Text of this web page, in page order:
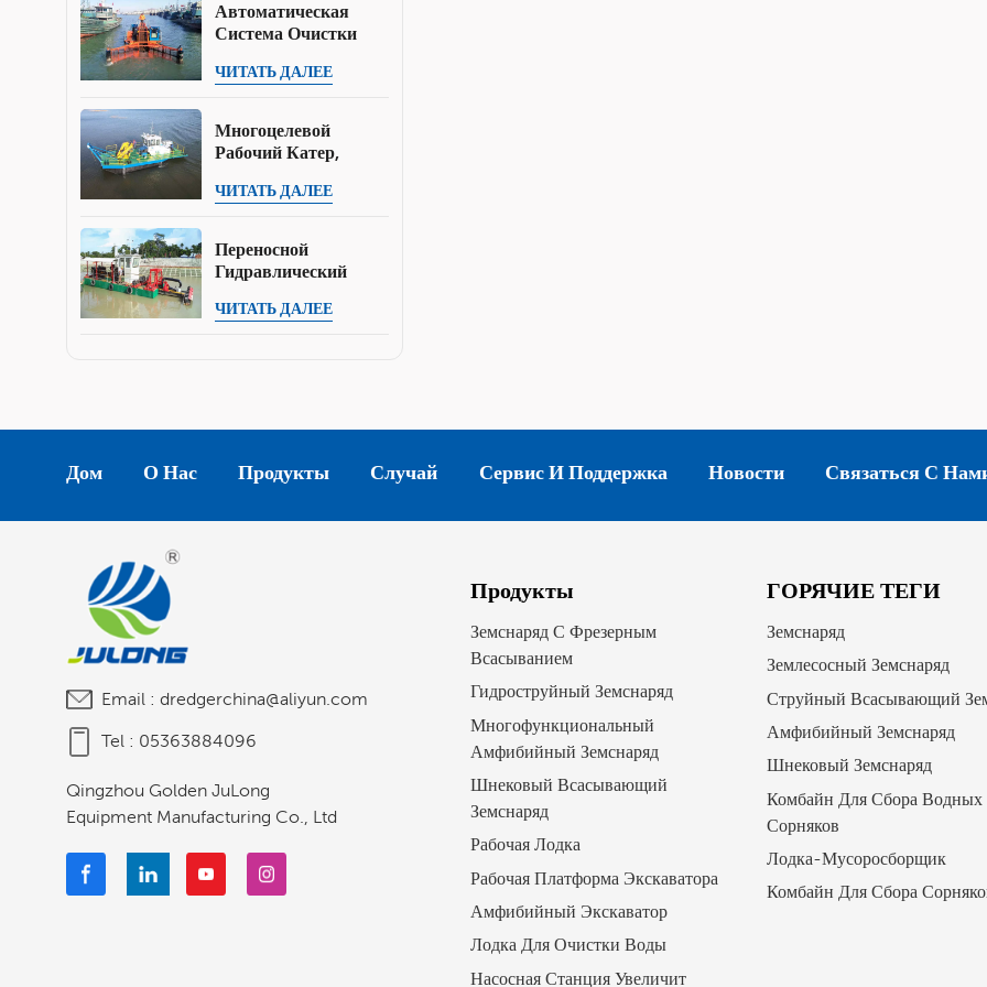
Озерах И В Морских
Портах.
Автоматическая
Система Очистки
Сбора Водных
Скиммер Для
Мусора
ЧИТАТЬ ДАЛЕЕ
Многоцелевой
Рабочий Катер,
ЧИТАТЬ ДАЛЕЕ
Переносной
Гидравлический
Земснаряд С
Реках.
ЧИТАТЬ ДАЛЕЕ
Дом О Нас Продукты Случай Сервис И Поддержка Новости Связаться С
Email : dredgerchina@aliyun.com
Tel : 05363884096
Qingzhou Golden JuLong
Equipment Manufacturing Co., Ltd
Продукты
Земснаряд С Фрезерным
Всасыванием
Гидроструйный Земснаряд
Многофункциональный
Амфибийный Земснаряд
Шнековый Всасывающий
Земснаряд
Рабочая Лодка
Рабочая Платформа Экскаватора
Амфибийный Экскаватор
Лодка Для Очистки Воды
Насосная Станция Увеличит
ГОРЯЧИЕ ТЕГИ
Земснаряд
Землесосный Земснаряд
Струйный Всасывающий
Амфибийный Земснаряд
Шнековый Земснаряд
Комбайн Для Сбора Водных
Сорняков
Лодка-Мусоросборщик
Комбайн Для Сбора